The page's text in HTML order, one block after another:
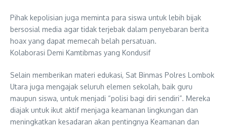
Pihak kepolisian juga meminta para siswa untuk lebih bijak
bersosial media agar tidak terjebak dalam penyebaran berita
hoax yang dapat memecah belah persatuan.
Kolaborasi Demi Kamtibmas yang Kondusif
Selain memberikan materi edukasi, Sat Binmas Polres Lombok
Utara juga mengajak seluruh elemen sekolah, baik guru
maupun siswa, untuk menjadi “polisi bagi diri sendiri”. Mereka
diajak untuk ikut aktif menjaga keamanan lingkungan dan
meningkatkan kesadaran akan pentingnya Keamanan dan